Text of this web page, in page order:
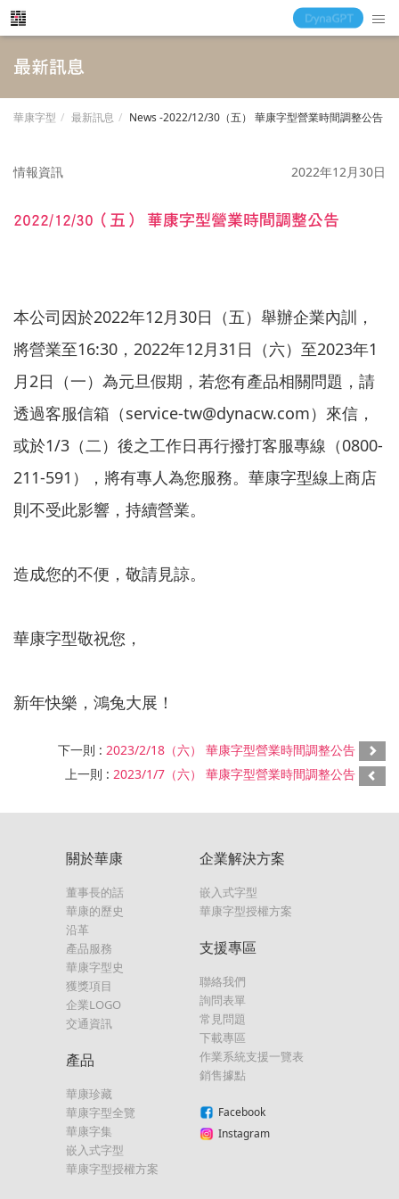
最新訊息
華康字型 最新訊息 News -2022/12/30（五） 華康字型營業時間調整公告
情報資訊 2022年12月30日
2022/12/30（五） 華康字型營業時間調整公告
本公司因於2022年12月30日（五）舉辦企業內訓，
將營業至16:30，2022年12月31日（六）至2023年1
月2日（一）為元旦假期，若您有產品相關問題，請
透過客服信箱（service-tw@dynacw.com）來信，
或於1/3（二）後之工作日再行撥打客服專線（0800-
211-591），將有專人為您服務。華康字型線上商店
則不受此影響，持續營業。
造成您的不便，敬請見諒。
華康字型敬祝您，
新年快樂，鴻兔大展！
下一則 : 2023/2/18（六） 華康字型營業時間調整公告
上一則 : 2023/1/7（六） 華康字型營業時間調整公告
關於華康
董事長的話
華康的歷史
沿革
產品服務
華康字型史
獲獎項目
企業LOGO
交通資訊
產品
華康珍藏
華康字型全覽
華康字集
嵌入式字型
華康字型授權方案
企業解決方案
嵌入式字型
華康字型授權方案
支援專區
聯絡我們
詢問表單
常見問題
下載專區
作業系統支援一覽表
銷售據點
Facebook
Instagram